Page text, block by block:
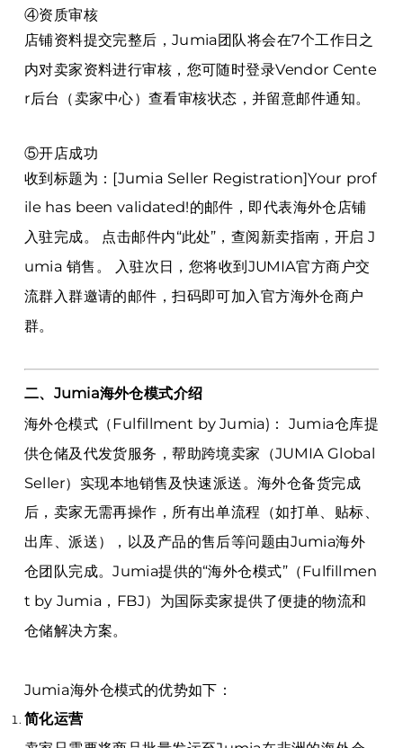
④资质审核
店铺资料提交完整后，Jumia团队将会在7个工作日之
内对卖家资料进行审核，您可随时登录Vendor Cente
r后台（卖家中心）查看审核状态，并留意邮件通知。
⑤开店成功
收到标题为：[Jumia Seller Registration]Your prof
ile has been validated!的邮件，即代表海外仓店铺
入驻完成。 点击邮件内“此处”，查阅新卖指南，开启 J
umia 销售。 入驻次日，您将收到JUMIA官方商户交
流群入群邀请的邮件，扫码即可加入官方海外仓商户
群。
二、Jumia海外仓模式介绍
海外仓模式（Fulfillment by Jumia)： Jumia仓库提
供仓储及代发货服务，帮助跨境卖家（JUMIA Global
Seller）实现本地销售及快速派送。海外仓备货完成
后，卖家无需再操作，所有出单流程（如打单、贴标、
出库、派送），以及产品的售后等问题由Jumia海外
仓团队完成。Jumia提供的“海外仓模式”（Fulfillmen
t by Jumia，FBJ）为国际卖家提供了便捷的物流和
仓储解决方案。
Jumia海外仓模式的优势如下：
简化运营